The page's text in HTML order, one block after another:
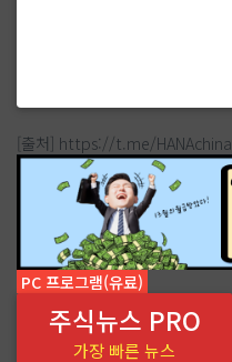
[출처] https://t.me/HANAchina
PC 프로그램(유료)
주식뉴스 PRO
가장 빠른 뉴스